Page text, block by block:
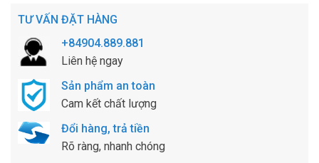
TƯ VẤN ĐẶT HÀNG
+84904.889.881
Liên hệ ngay
Sản phẩm an toàn
Cam kết chất lượng
Đổi hàng, trả tiền
Rõ ràng, nhanh chóng